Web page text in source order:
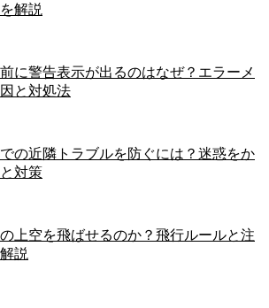
解説
に警告表示が出るのはなぜ？エラーメ
と対処法
の近隣トラブルを防ぐには？迷惑をか
対策
上空を飛ばせるのか？飛行ルールと注
説